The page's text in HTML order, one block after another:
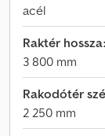
acél
Raktér hossza:
3 800 mm
Rakodótér
2 250 mm